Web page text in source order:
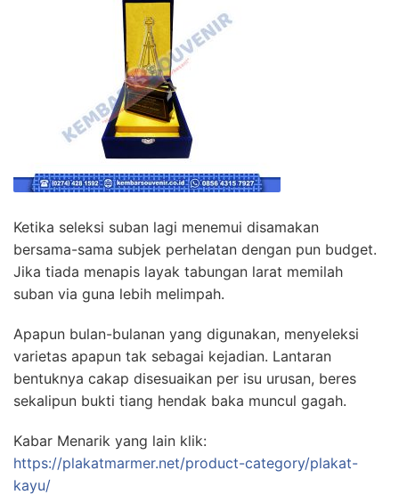
Ketika seleksi suban lagi menemui disamakan
bersama-sama subjek perhelatan dengan pun budget.
Jika tiada menapis layak tabungan larat memilah
suban via guna lebih melimpah.
Apapun bulan-bulanan yang digunakan, menyeleksi
varietas apapun tak sebagai kejadian. Lantaran
bentuknya cakap disesuaikan per isu urusan, beres
sekalipun bukti tiang hendak baka muncul gagah.
Kabar Menarik yang lain klik:
https://plakatmarmer.net/product-category/plakat-
kayu/